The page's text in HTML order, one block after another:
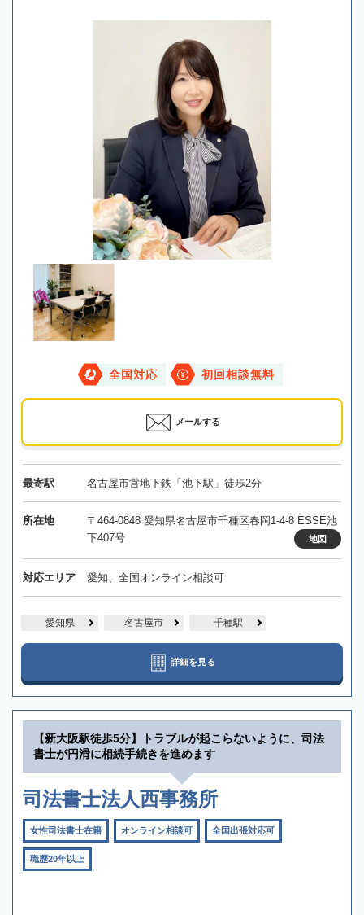
全国対応 初回相談無料
メールする
最寄駅 名古屋市営地下鉄「池下駅」徒歩2分
所在地
〒464-0848 愛知県名古屋市千種区春岡1-4-8 ESSE池
下407号
地図
対応エリア 愛知、全国オンライン相談可
愛知県 名古屋市 千種駅
詳細を見る
【新大阪駅徒歩5分】トラブルが起こらないように、司法
書士が円滑に相続手続きを進めます
司法書士法人西事務所
女性司法書士在籍 オンライン相談可 全国出張対応可
職歴20年以上